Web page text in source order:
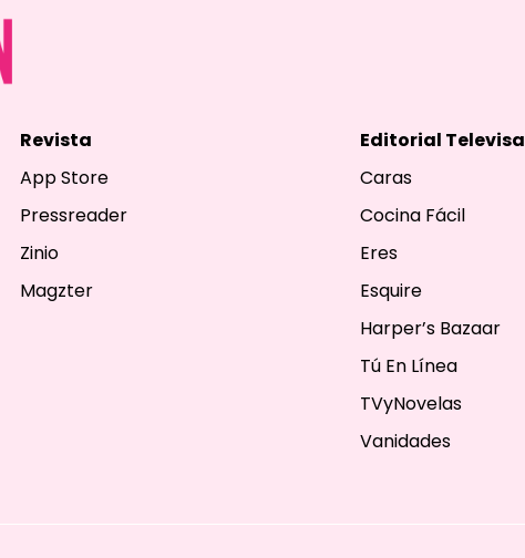
Revista
App Store
Pressreader
Zinio
Magzter
Editorial Televisa
Caras
Cocina Fácil
Eres
Esquire
Harper’s Bazaar
Tú En Línea
TVyNovelas
Vanidades